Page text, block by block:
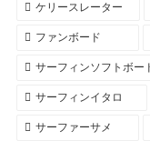
ケリースレーター
ファンボード
サーフィンソフトボー
サーフィンイタロ
サーファーサメ